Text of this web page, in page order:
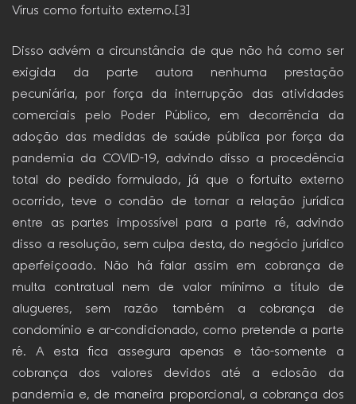
Vírus como fortuito externo.[3]
Disso advém a circunstância de que não há como ser
exigida da parte autora nenhuma prestação
pecuniária, por força da interrupção das atividades
comerciais pelo Poder Público, em decorrência da
adoção das medidas de saúde pública por força da
pandemia da COVID-19, advindo disso a procedência
total do pedido formulado, já que o fortuito externo
ocorrido, teve o condão de tornar a relação jurídica
entre as partes impossível para a parte ré, advindo
disso a resolução, sem culpa desta, do negócio jurídico
aperfeiçoado. Não há falar assim em cobrança de
multa contratual nem de valor mínimo a título de
alugueres, sem razão também a cobrança de
condomínio e ar-condicionado, como pretende a parte
ré. A esta fica assegura apenas e tão-somente a
cobrança dos valores devidos até a eclosão da
pandemia e, de maneira proporcional, a cobrança dos